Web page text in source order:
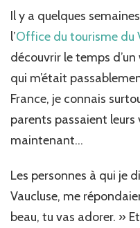
Il y a quelques
l’Office du tourisme du
découvrir le temps
qui m’était
France, je connais
parents passaient
maintenant…
Les personnes à qui je
Vaucluse, me
beau, tu vas adorer. »